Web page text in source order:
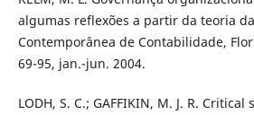
algumas reflexões a partir da teoria
Contemporânea de Contabilidade,
69-95, jan.-jun. 2004.
LODH, S. C.; GAFFIKIN, M. J. R.